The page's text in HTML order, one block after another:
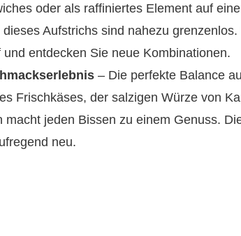
oder als raffiniertes Element auf
Aufstrichs sind nahezu
entdecken Sie neue Kombinationen.
– Die perfekte Balance
Frischkäses, der salzigen Würze von
macht jeden Bissen zu einem Genuss.
neu.